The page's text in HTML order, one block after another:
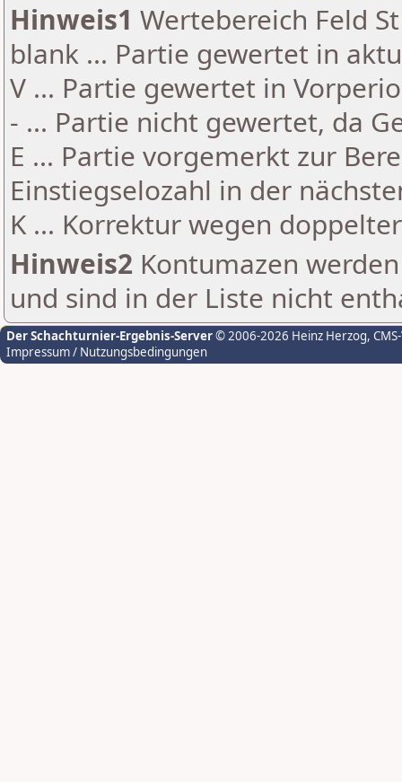
Hinweis1 Wertebereich Feld
blank ... Partie gewertet in
V ... Partie gewertet in
- ... Partie nicht gewertet, da
E ... Partie vorgemerkt zur
Einstiegselozahl in der
K ... Korrektur wegen
Hinweis2 Kontumazen
und sind in der Liste nicht
Der Schachturnier-Ergebnis-Server© 2006-2026 Heinz Herzog,
Impressum / Nutzungsbedingungen